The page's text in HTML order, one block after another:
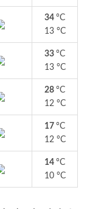
34 °C
13 °C
33 °C
13 °C
28 °C
12 °C
17 °C
12 °C
14 °C
10 °C